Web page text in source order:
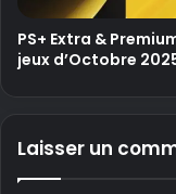
PS+ Extra &
jeux d’Octobre
Laisser un